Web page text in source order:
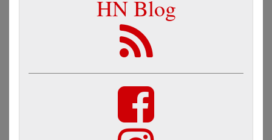
HN Blog